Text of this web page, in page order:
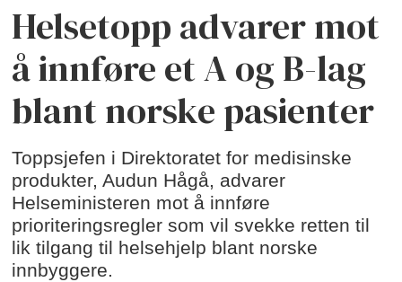
Helsetopp advarer mot
å innføre et A og B-lag
blant norske pasienter
Toppsjefen i Direktoratet for medisinske
produkter, Audun Hågå, advarer
Helseministeren mot å innføre
prioriteringsregler som vil svekke retten til
lik tilgang til helsehjelp blant norske
innbyggere.